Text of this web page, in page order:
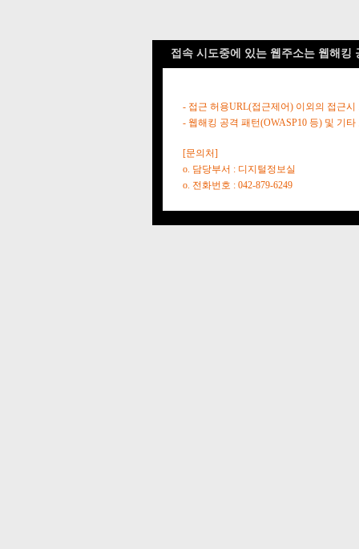
접속 시도중에 있는 웹주소는 웹해킹
- 접근 허용URL(접근제어) 이외의 접근시
- 웹해킹 공격 패턴(OWASP10 등) 및 기
[문의처]
o. 담당부서 : 디지털정보실
o. 전화번호 : 042-879-6249